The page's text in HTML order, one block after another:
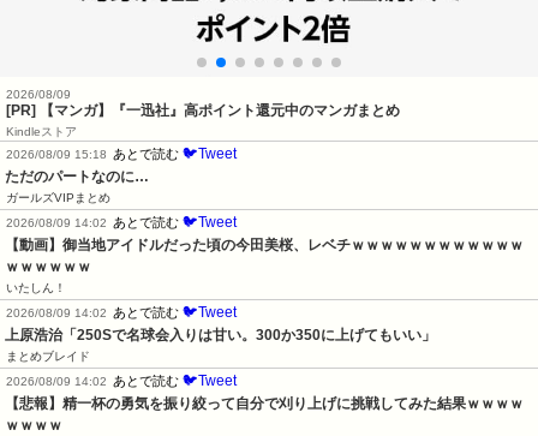
2026/08/09
[PR] 【マンガ】『一迅社』高ポイント還元中のマンガまとめ
Kindleストア
2026/08/09 15:18 あとで読む 🐦Tweet
ただのパートなのに…
ガールズVIPまとめ
2026/08/09 14:02 あとで読む 🐦Tweet
【動画】御当地アイドルだった頃の今田美桜、レベチｗｗｗｗｗｗｗｗｗｗｗｗ
ｗｗｗｗｗｗ
いたしん！
2026/08/09 14:02 あとで読む 🐦Tweet
上原浩治「250Sで名球会入りは甘い。300か350に上げてもいい」
まとめブレイド
2026/08/09 14:02 あとで読む 🐦Tweet
【悲報】精一杯の勇気を振り絞って自分で刈り上げに挑戦してみた結果ｗｗｗｗ
ｗｗｗｗ